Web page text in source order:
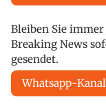
Bleiben Sie
Breaking News
gesendet.
Whatsapp-